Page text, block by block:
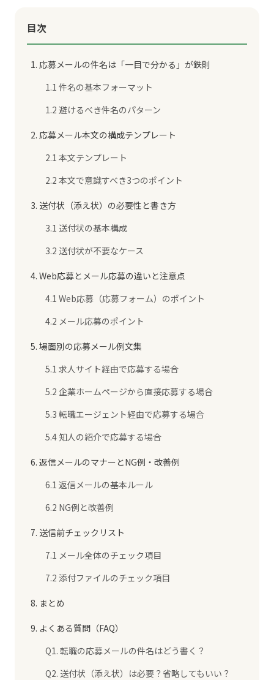
目次
1. 応募メールの件名は「一目で分かる」が鉄則
1.1 件名の基本フォーマット
1.2 避けるべき件名のパターン
2. 応募メール本文の構成テンプレート
2.1 本文テンプレート
2.2 本文で意識すべき3つのポイント
3. 送付状（添え状）の必要性と書き方
3.1 送付状の基本構成
3.2 送付状が不要なケース
4. Web応募とメール応募の違いと注意点
4.1 Web応募（応募フォーム）のポイント
4.2 メール応募のポイント
5. 場面別の応募メール例文集
5.1 求人サイト経由で応募する場合
5.2 企業ホームページから直接応募する場合
5.3 転職エージェント経由で応募する場合
5.4 知人の紹介で応募する場合
6. 返信メールのマナーとNG例・改善例
6.1 返信メールの基本ルール
6.2 NG例と改善例
7. 送信前チェックリスト
7.1 メール全体のチェック項目
7.2 添付ファイルのチェック項目
8. まとめ
9. よくある質問（FAQ）
Q1. 転職の応募メールの件名はどう書く？
Q2. 送付状（添え状）は必要？省略してもいい？